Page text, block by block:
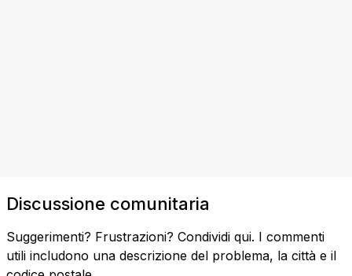
Discussione comunitaria
Suggerimenti? Frustrazioni? Condividi qui. I commenti
utili includono una descrizione del problema, la città e il